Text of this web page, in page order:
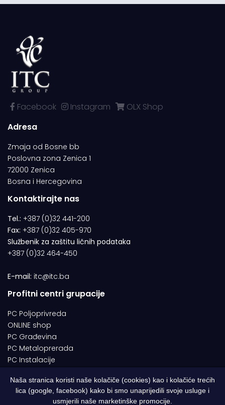
Facebook Instagram
OLX Shop
Adresa
Zmaja od Bosne bb
Poslovna zona Zenica 1
72000 Zenica
Bosna i Hercegovina
Kontaktirajte nas
Tel.: +387 (0)32 441-200
Fax: +387 (0)32 405-970
Službenik za zaštitu ličnih podataka
+387 (0)32 464-450
E-mail: itc@itc.ba
Profitni centri grupacije
PC Poljoprivreda
ONLINE shop
PC Građevina
PC Metaloprerada
PC Instalacije
© 1994-2026 | ITC d.o.o. Zenica. Sva prava pridržana | Designed by
Naša stranica koristi naše kolačiče (cookies) kao i kolačiće trećih
lica (google, facebook) kako bi smo unaprijedili svoje usluge i
usmjerili naše marketinške promocije.